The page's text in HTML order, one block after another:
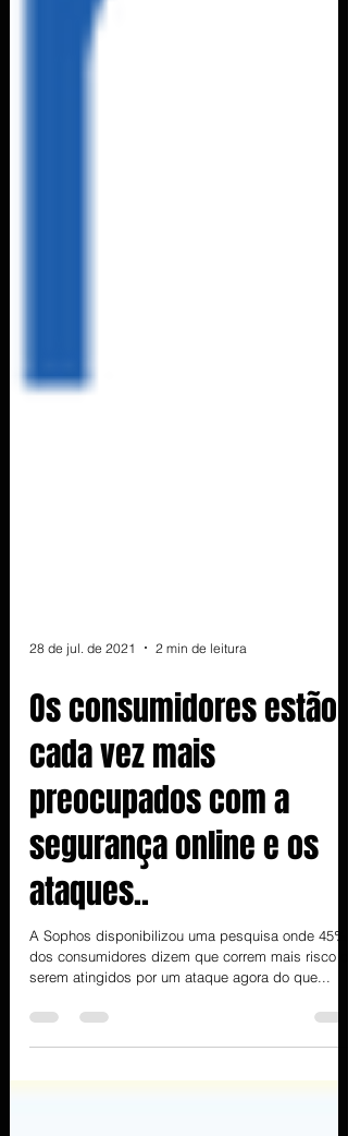
Os consumidores estão
cada vez mais
preocupados com a
segurança online e os
ataques..
A Sophos disponibilizou uma pesquisa onde 45%
serem atingidos por um ataque agora do que...